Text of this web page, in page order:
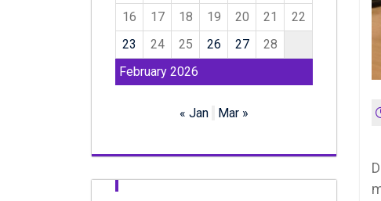
February 2026
16
17 18 19 20 21
22
23
24 25 26 27 28
« Jan Mar »